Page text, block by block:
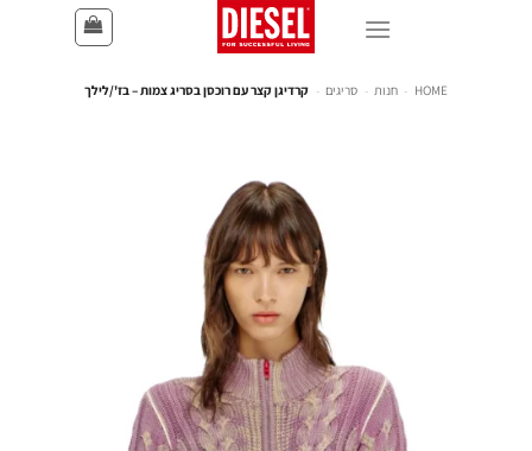
HOME
- חנות - סריגים - קרדיגן קצר עם רוכסן בסריג צמות – בז'/לילך